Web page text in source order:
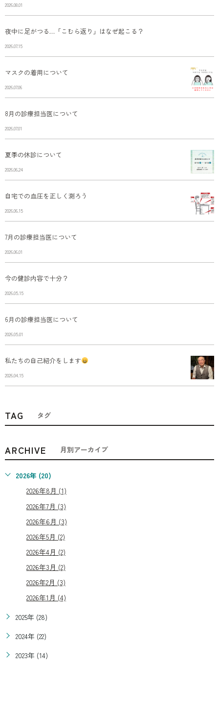
2026.08.01
夜中に足がつる…「こむら返り」はなぜ起こる？
2026.07.15
マスクの着用について
2026.07.06
8月の診療担当医について
2026.07.01
夏季の休診について
2026.06.24
自宅での血圧を正しく測ろう
2026.06.15
7月の診療担当医について
2026.06.01
今の健診内容で十分？
2026.05.15
6月の診療担当医について
2026.05.01
私たちの自己紹介をします
2026.04.15
TAG タグ
ARCHIVE 月別アーカイブ
2026年 (20)
2026年8月 (1)
2026年7月 (3)
2026年6月 (3)
2026年5月 (2)
2026年4月 (2)
2026年3月 (2)
2026年2月 (3)
2026年1月 (4)
2025年 (28)
2024年 (22)
2023年 (14)